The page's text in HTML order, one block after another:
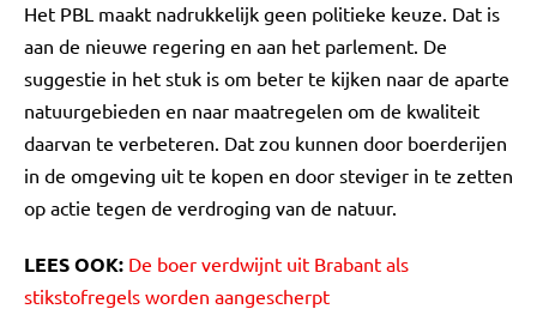
Het PBL maakt nadrukkelijk geen politieke keuze. Dat is
aan de nieuwe regering en aan het parlement. De
suggestie in het stuk is om beter te kijken naar de aparte
natuurgebieden en naar maatregelen om de kwaliteit
daarvan te verbeteren. Dat zou kunnen door boerderijen
in de omgeving uit te kopen en door steviger in te zetten
op actie tegen de verdroging van de natuur.
LEES OOK: De boer verdwijnt uit Brabant als
stikstofregels worden aangescherpt